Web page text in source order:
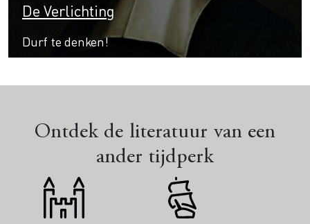
De Verlichting
Durf te denken!
Ontdek de literatuur van een
ander tijdperk